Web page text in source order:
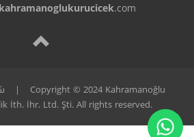
kahramanoglukurucicek.com
|
Copyright © 2024 Kahramanoğlu
İth. İhr. Ltd. Şti. All rights reserved.